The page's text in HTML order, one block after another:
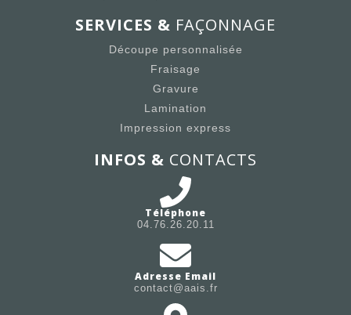
SERVICES & FAÇONNAGE
Découpe personnalisée
Fraisage
Gravure
Lamination
Impression express
INFOS & CONTACTS
Téléphone
04.76.26.20.11
Adresse Email
contact@aais.fr